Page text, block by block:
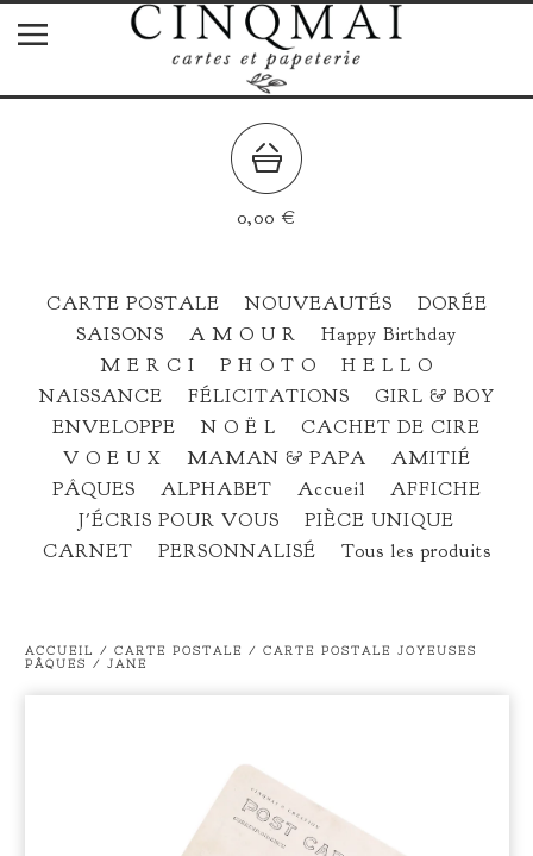
0,00 €
CARTE POSTALE NOUVEAUTÉS
DORÉE
SAISONS
A M O U R
Happy Birthday
M E R C I
P H O T O
H E L L O
NAISSANCE
FÉLICITATIONS
GIRL & BOY
ENVELOPPE
N O Ë L
CACHET DE CIRE
V O E U X
MAMAN & PAPA
AMITIÉ
PÂQUES
ALPHABET Accueil
AFFICHE
J'ÉCRIS POUR VOUS
PIÈCE UNIQUE
CARNET
PERSONNALISÉ Tous les produits
ACCUEIL / CARTE POSTALE / CARTE POSTALE JOYEUSES
PÂQUES / JANE